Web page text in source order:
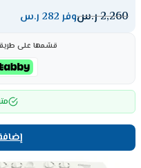
2,260ر.سوفر 282 ر.س
قسّمها على